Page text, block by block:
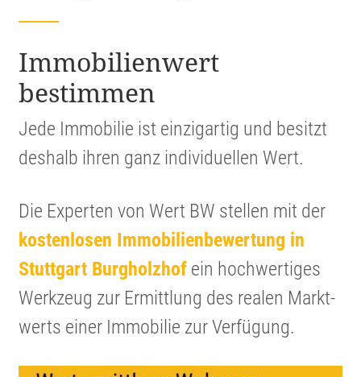
Immobi­li­en­wert
bestimmen
Jede Immobilie ist einzig­artig und besitzt
deshalb ihren ganz indivi­du­ellen Wert.
Die Experten von Wert BW stellen mit der
kosten­losen Immobi­li­en­be­wer­tung in
Stuttgart Burgholzhof ein hochwer­tiges
Werkzeug zur Ermitt­lung des realen Markt­
werts einer Immobilie zur Verfügung.